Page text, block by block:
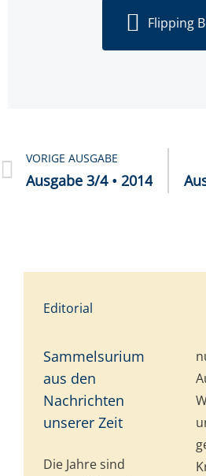
Flipping
VORIGE AUSGABE
Aus­ga­be 3/4 • 2014
Editorial
Sammelsurium
aus den
Nachrichten
unserer Zeit
Die Jahre sind